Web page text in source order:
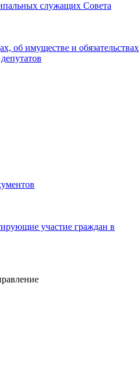
служащих Совета
об имуществе и обязательствах
участие граждан в